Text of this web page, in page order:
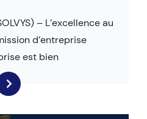
– L’excellence au
d’entreprise
est bien